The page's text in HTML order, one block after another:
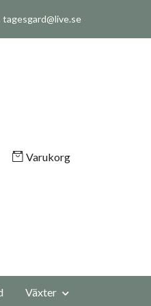
tagesgard@live.se
Varukorg
Växter